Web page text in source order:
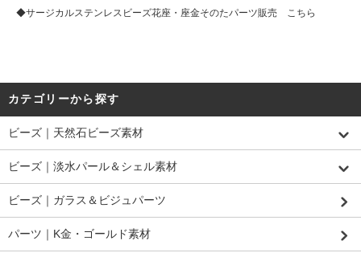
◆サージカルステンレスビーズ花座・座金そのたパーツ販売 こちら
カテゴリーから探す
ビーズ｜天然石ビーズ素材
ビーズ｜淡水パール＆シェル素材
ビーズ｜ガラス＆ビジュパーツ
パーツ｜K金・ゴールド素材